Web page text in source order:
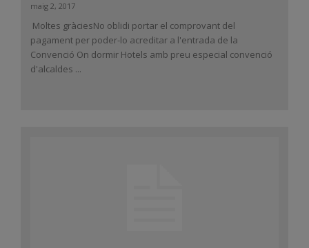
maig 2, 2017
Moltes gràciesNo oblidi portar el comprovant del
pagament per poder-lo acreditar a l'entrada de la
Convenció On dormir Hotels amb preu especial convenció
d'alcaldes ...